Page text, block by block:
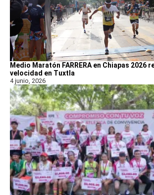
Medio Maratón FARRERA en Chiapas 2026
velocidad en Tuxtla
4 junio, 2026